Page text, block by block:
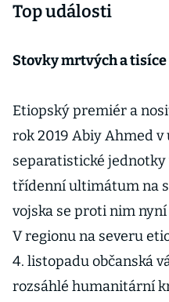
Top události
Stovky mrtvých a
Etiopský premiér a
rok 2019 Abiy Ahmed
separatistické
třídenní ultimátum na
vojska se proti nim
V regionu na severu
4. listopadu občanská
rozsáhlé humanitární